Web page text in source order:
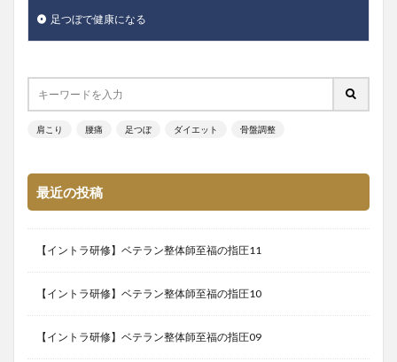
足つぼで健康になる
肩こり 腰痛 足つぼ ダイエット 骨盤調整
最近の投稿
【イントラ研修】ベテラン整体師至福の指圧11
【イントラ研修】ベテラン整体師至福の指圧10
【イントラ研修】ベテラン整体師至福の指圧09